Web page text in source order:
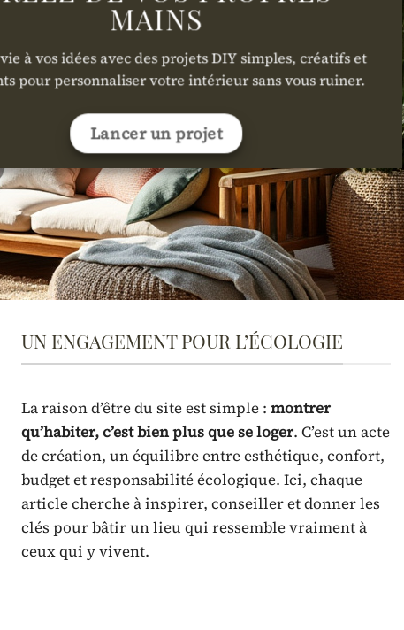
MAINS
à vos idées avec des projets DIY simples, créatifs et
pour personnaliser votre intérieur sans vous ruiner.
Lancer un projet
UN ENGAGEMENT POUR L’ÉCOLOGIE
La raison d’être du site est simple : montrer
qu’habiter, c’est bien plus que se loger. C’est un acte
de création, un équilibre entre esthétique, confort,
budget et responsabilité écologique. Ici, chaque
article cherche à inspirer, conseiller et donner les
clés pour bâtir un lieu qui ressemble vraiment à
ceux qui y vivent.